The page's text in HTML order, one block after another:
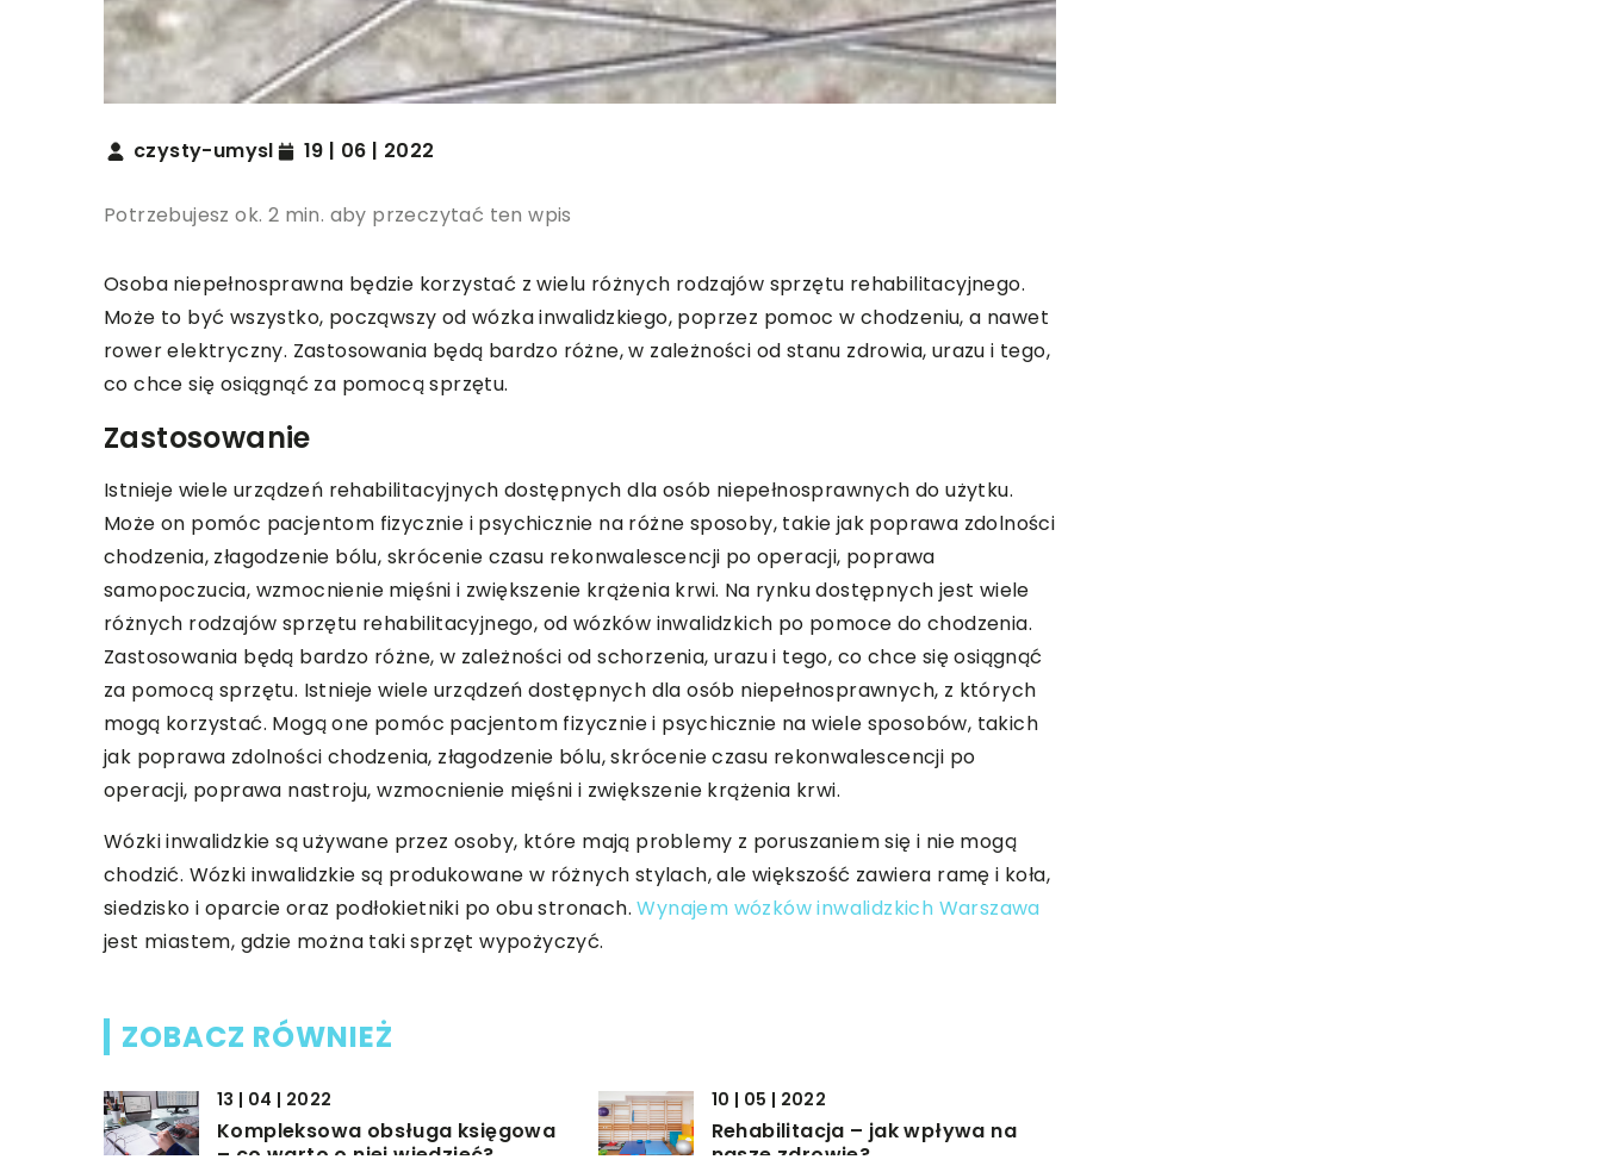
czysty-umysl 19 | 06 | 2022
Potrzebujesz ok. 2 min. aby przeczytać ten wpis
Osoba niepełnosprawna będzie korzystać z wielu różnych rodzajów sprzętu rehabilitacyjnego.
Może to być wszystko, począwszy od wózka inwalidzkiego, poprzez pomoc w chodzeniu, a nawet
rower elektryczny. Zastosowania będą bardzo różne, w zależności od stanu zdrowia, urazu i tego,
co chce się osiągnąć za pomocą sprzętu.
Zastosowanie
Istnieje wiele urządzeń rehabilitacyjnych dostępnych dla osób niepełnosprawnych do użytku.
Może on pomóc pacjentom fizycznie i psychicznie na różne sposoby, takie jak poprawa zdolności
chodzenia, złagodzenie bólu, skrócenie czasu rekonwalescencji po operacji, poprawa
samopoczucia, wzmocnienie mięśni i zwiększenie krążenia krwi. Na rynku dostępnych jest wiele
różnych rodzajów sprzętu rehabilitacyjnego, od wózków inwalidzkich po pomoce do chodzenia.
Zastosowania będą bardzo różne, w zależności od schorzenia, urazu i tego, co chce się osiągnąć
za pomocą sprzętu. Istnieje wiele urządzeń dostępnych dla osób niepełnosprawnych, z których
mogą korzystać. Mogą one pomóc pacjentom fizycznie i psychicznie na wiele sposobów, takich
jak poprawa zdolności chodzenia, złagodzenie bólu, skrócenie czasu rekonwalescencji po
operacji, poprawa nastroju, wzmocnienie mięśni i zwiększenie krążenia krwi.
Wózki inwalidzkie są używane przez osoby, które mają problemy z poruszaniem się i nie mogą
chodzić. Wózki inwalidzkie są produkowane w różnych stylach, ale większość zawiera ramę i koła,
siedzisko i oparcie oraz podłokietniki po obu stronach.Wynajem wózków inwalidzkich Warszawa
jest miastem, gdzie można taki sprzęt wypożyczyć.
ZOBACZ RÓWNIEŻ
13 | 04 | 2022
Kompleksowa obsługa księgowa
– co warto o niej wiedzieć?
10 | 05 | 2022
Rehabilitacja – jak wpływa na
nasze zdrowie?